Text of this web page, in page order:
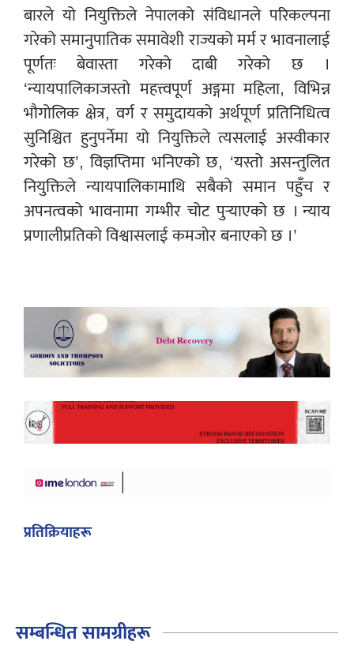
बारले यो नियुक्तिले नेपालको संविधानले परिकल्पना
गरेको समानुपातिक समावेशी राज्यको मर्म र भावनालाई
पूर्णतः बेवास्ता गरेको दाबी गरेको छ ।
‘न्यायपालिकाजस्तो महत्त्वपूर्ण अङ्गमा महिला, विभिन्न
भौगोलिक क्षेत्र, वर्ग र समुदायको अर्थपूर्ण प्रतिनिधित्व
सुनिश्चित हुनुपर्नेमा यो नियुक्तिले त्यसलाई अस्वीकार
गरेको छ’, विज्ञप्तिमा भनिएको छ, ‘यस्तो असन्तुलित
नियुक्तिले न्यायपालिकामाथि सबैको समान पहुँच र
अपनत्वको भावनामा गम्भीर चोट पुर्‍याएको छ । न्याय
प्रणालीप्रतिको विश्वासलाई कमजोर बनाएको छ ।’
प्रतिक्रियाहरू
सम्बन्धित सामग्रीहरू